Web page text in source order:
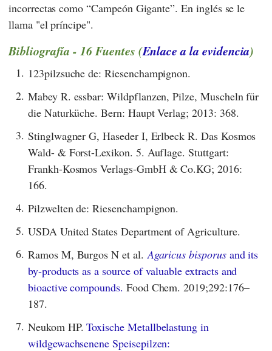
incorrectas como “Campeón Gigante”. En inglés se le
llama "el príncipe".
Bibliografía - 16 Fuentes (Enlace a la evidencia)
1. 123pilzsuche de: Riesenchampignon.
2. Mabey R. essbar: Wildpflanzen, Pilze, Muscheln für
die Naturküche. Bern: Haupt Verlag; 2013: 368.
3. Stinglwagner G, Haseder I, Erlbeck R. Das Kosmos
Wald- & Forst-Lexikon. 5. Auflage. Stuttgart:
Frankh-Kosmos Verlags-GmbH & Co.KG; 2016:
166.
4. Pilzwelten de: Riesenchampignon.
5. USDA United States Department of Agriculture.
6. Ramos M, Burgos N et al.Agaricus bisporusand its
by-products as a source of valuable extracts and
bioactive compounds. Food Chem. 2019;292:176–
187.
7. Neukom HP.Toxische Metallbelastung in
wildgewachsenene Speisepilzen: